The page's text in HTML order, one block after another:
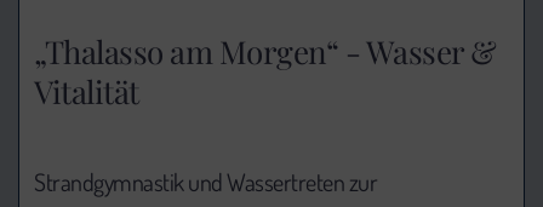
„Thalasso am Morgen“ - Wasser &
Vitalität
Strandgymnastik und Wassertreten zur